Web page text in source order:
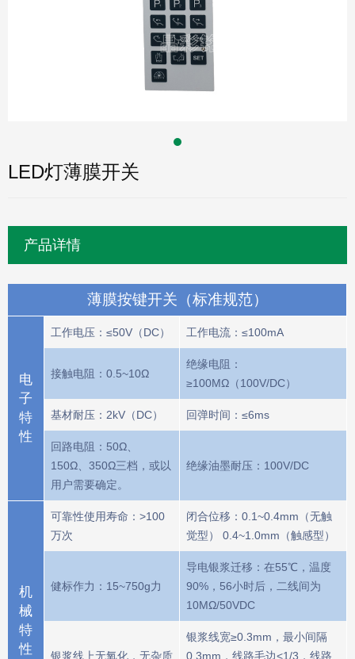
LED灯薄膜开关
产品详情
薄膜按键开关（标准规范）
电
子
特
性
工作电压：≤50V（DC） 工作电流：≤100mA
接触电阻：0.5~10Ω
绝缘电阻：
≥100MΩ（100V/DC）
基材耐压：2kV（DC） 回弹时间：≤6ms
回路电阻：50Ω、
150Ω、350Ω三档，或以
用户需要确定。
绝缘油墨耐压：100V/DC
机
械
特
性
可靠性使用寿命：>100
万次
闭合位移：0.1~0.4mm（无触
觉型） 0.4~1.0mm（触感型）
健标作力：15~750g力
导电银浆迁移：在55℃，温度
90%，56小时后，二线间为
10MΩ/50VDC
银浆线上无氧化，无杂质
银浆线宽≥0.3mm，最小间隔
0.3mm，线路毛边<1/3，线路